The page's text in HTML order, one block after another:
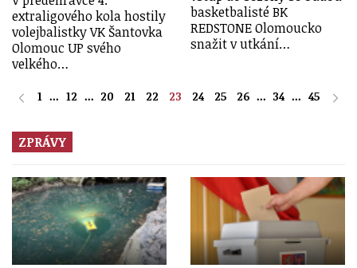
extraligového kola hostily
volejbalistky VK Šantovka
Olomouc UP svého
velkého…
basketbalisté BK
REDSTONE Olomoucko
snažit v utkání…
1 ... 12 ... 20 21 22 23 24 25 26 ... 34 ... 45
ZPRÁVY